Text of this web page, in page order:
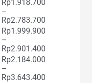
Rp1.918.700
–
Rp2.783.700
Rp1.999.900
–
Rp2.901.400
Rp2.184.000
–
Rp3.643.400